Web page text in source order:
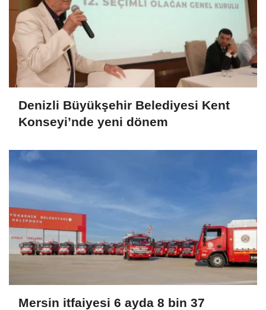
Denizli Büyükşehir Belediyesi Kent
Konseyi’nde yeni dönem
Mersin itfaiyesi 6 ayda 8 bin 37